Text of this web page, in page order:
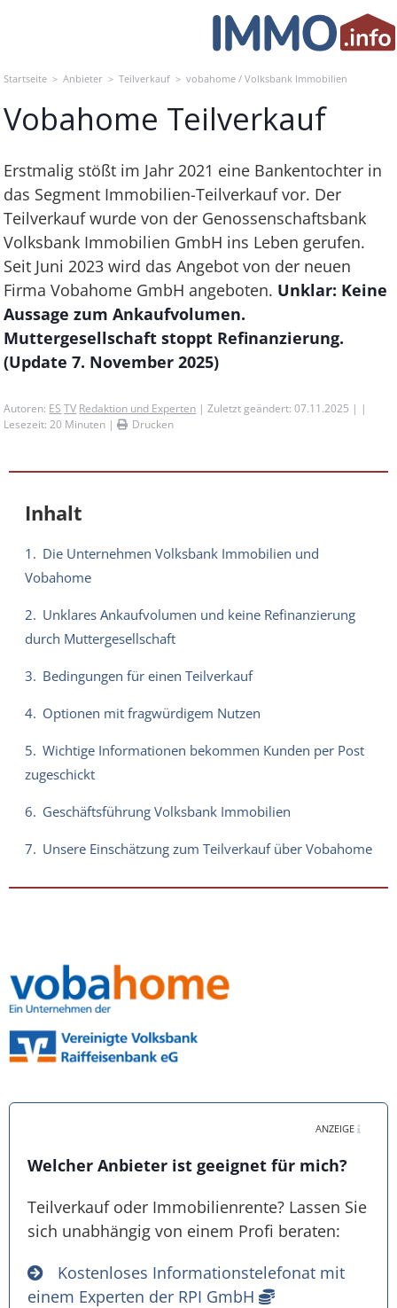
Startseite >Anbieter >Teilverkauf >vobahome / Volksbank Immobilien
Vobahome Teilverkauf
Erstmalig stößt im Jahr 2021 eine Bankentochter in
das Segment Immobilien-Teilverkauf vor. Der
Teilverkauf wurde von der Genossenschaftsbank
Volksbank Immobilien GmbH ins Leben gerufen.
Seit Juni 2023 wird das Angebot von der neuen
Firma Vobahome GmbH angeboten. Unklar: Keine
Aussage zum Ankaufvolumen.
Muttergesellschaft stoppt Refinanzierung.
(Update 7. November 2025)
Autoren: ES TV Redaktion und Experten | Zuletzt geändert: 07.11.2025 | |
Lesezeit:20 Minuten | Drucken
Inhalt
1. Die Unternehmen Volksbank Immobilien und
Vobahome
2. Unklares Ankaufvolumen und keine Refinanzierung
durch Muttergesellschaft
3. Bedingungen für einen Teilverkauf
4. Optionen mit fragwürdigem Nutzen
5. Wichtige Informationen bekommen Kunden per Post
zugeschickt
6. Geschäftsführung Volksbank Immobilien
7. Unsere Einschätzung zum Teilverkauf über Vobahome
ANZEIGE
Welcher Anbieter ist geeignet für mich?
Teilverkauf oder Immobilienrente? Lassen Sie
sich unabhängig von einem Profi beraten:
Kostenloses Informationstelefonat mit
einem Experten der RPI GmbH